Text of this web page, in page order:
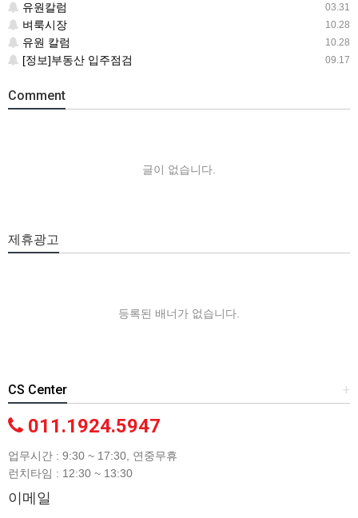
03.31
유원칼럼
10.28
벼룩시장
10.28
유원 칼럼
09.17
[정보]부동산 입주점검
Comment
글이 없습니다.
제휴광고
등록된 배너가 없습니다.
+
CS Center
011.1924.5947
업무시간 : 9:30 ~ 17:30, 연중무휴
런치타임 : 12:30 ~ 13:30
이메일